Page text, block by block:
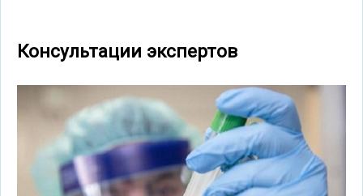
Консультации экспертов